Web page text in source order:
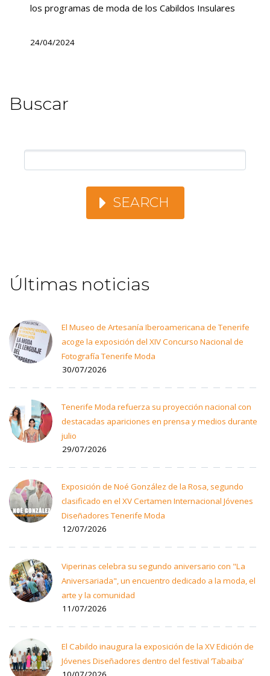
los programas de moda de los Cabildos Insulares
24/04/2024
Buscar
SEARCH
Últimas noticias
El Museo de Artesanía Iberoamericana de Tenerife
acoge la exposición del XIV Concurso Nacional de
Fotografía Tenerife Moda
30/07/2026
Tenerife Moda refuerza su proyección nacional con
destacadas apariciones en prensa y medios durante
julio
29/07/2026
Exposición de Noé González de la Rosa, segundo
clasificado en el XV Certamen Internacional Jóvenes
Diseñadores Tenerife Moda
12/07/2026
Viperinas celebra su segundo aniversario con "La
Aniversariada", un encuentro dedicado a la moda, el
arte y la comunidad
11/07/2026
El Cabildo inaugura la exposición de la XV Edición de
Jóvenes Diseñadores dentro del festival ‘Tabaiba’